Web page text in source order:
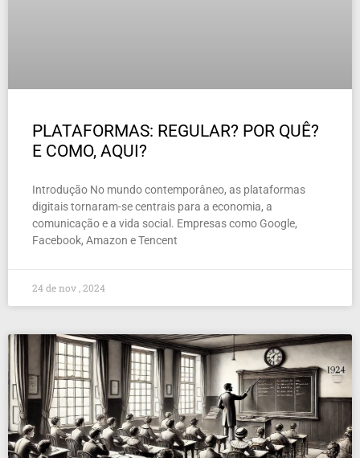
PLATAFORMAS: REGULAR? POR QUÊ?
E COMO, AQUI?
Introdução No mundo contemporâneo, as plataformas
digitais tornaram-se centrais para a economia, a
comunicação e a vida social. Empresas como Google,
Facebook, Amazon e Tencent
24 de nov , 2024